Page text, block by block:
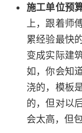
施工单位预
上，跟着师
累经验最快
变成实际建
如，你会知
浇的，模板
的，但对以
会太高，但